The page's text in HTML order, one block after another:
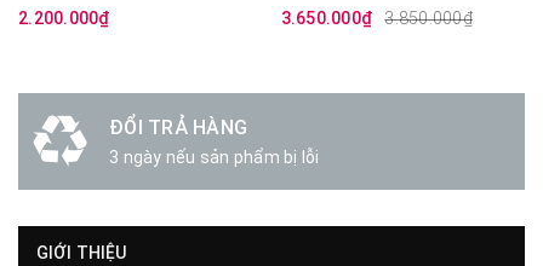
2.200.000₫
3.650.000₫
3.850.000₫
ĐỔI TRẢ HÀNG
3 ngày nếu sản phẩm bị lỗi
GIỚI THIỆU